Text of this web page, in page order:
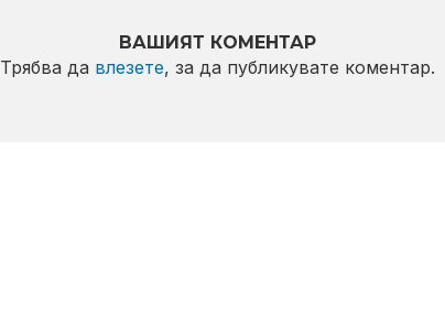
ВАШИЯТ КОМЕНТАР
Трябва да влезете, за да публикувате коментар.